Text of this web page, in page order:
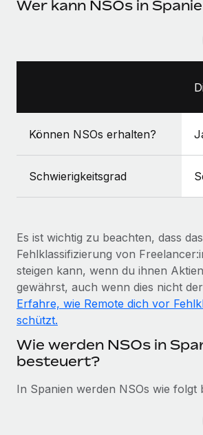
Mehr erfahren
Wie Phiture 55
Phiture ist der unumstrittene Marktführer
Mehr erfahren
Wer kann NSOs in
Können NSOs erhalten?
Schwierigkeitsgrad
Es ist wichtig zu beachten, dass
Fehlklassifizierung von
steigen kann, wenn du ihnen
gewährst, auch wenn dies nicht
Erfahre, wie Remote dich vor
schützt.
Wie werden NSOs in
besteuert?
In Spanien werden NSOs wie folgt